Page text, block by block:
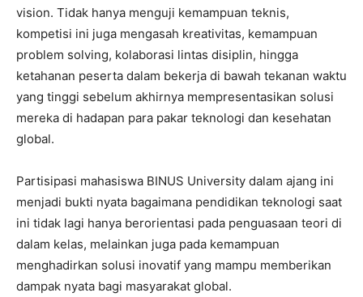
vision. Tidak hanya menguji kemampuan teknis,
kompetisi ini juga mengasah kreativitas, kemampuan
problem solving, kolaborasi lintas disiplin, hingga
ketahanan peserta dalam bekerja di bawah tekanan waktu
yang tinggi sebelum akhirnya mempresentasikan solusi
mereka di hadapan para pakar teknologi dan kesehatan
global.
Partisipasi mahasiswa BINUS University dalam ajang ini
menjadi bukti nyata bagaimana pendidikan teknologi saat
ini tidak lagi hanya berorientasi pada penguasaan teori di
dalam kelas, melainkan juga pada kemampuan
menghadirkan solusi inovatif yang mampu memberikan
dampak nyata bagi masyarakat global.